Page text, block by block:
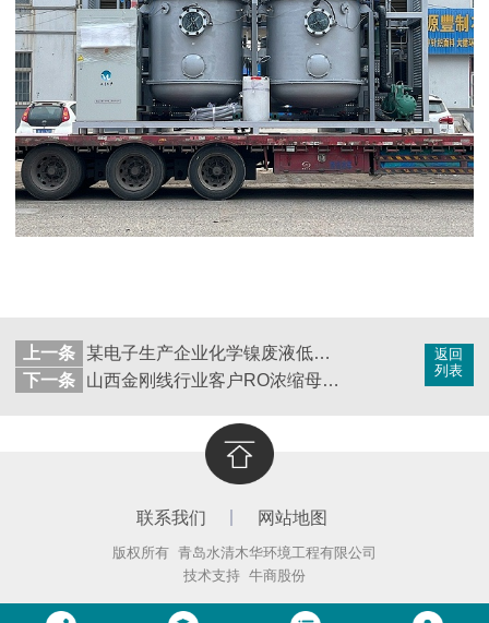
返回
列表
上一条
某电子生产企业化学镍废液低温蒸发
下一条
山西金刚线行业客户RO浓缩母液低温蒸发器蒸发结晶案例
联系我们 网站地图
版权所有 青岛水清木华环境工程有限公司
技术支持 牛商股份